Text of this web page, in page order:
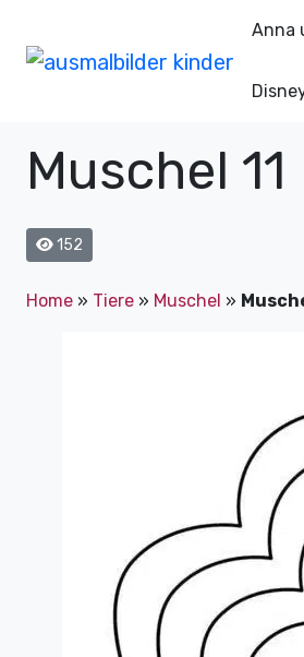
Anna
Muschel 11
152
Home » Tiere » Muschel »